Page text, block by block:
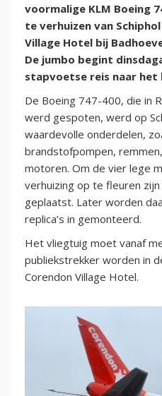
voormalige KLM Boeing
te verhuizen van
Village Hotel bij
De jumbo begint
stapvoetse reis naar het
De Boeing 747-400, die in
werd gespoten, werd op
waardevolle onderdelen,
brandstofpompen,
motoren. Om de vier lege
verhuizing op te fleuren
geplaatst. Later worden
replica’s in gemonteerd.
Het vliegtuig moet vanaf
publiekstrekker worden in
Corendon Village Hotel.